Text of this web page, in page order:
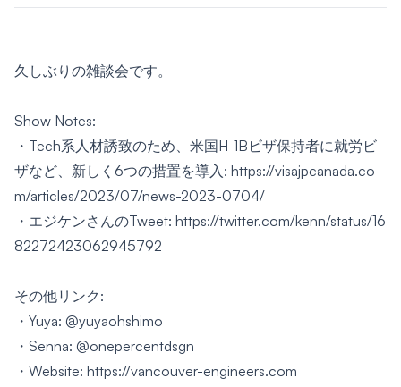
久しぶりの雑談会です。
Show Notes:
・Tech系人材誘致のため、米国H-1Bビザ保持者に就労ビ
ザなど、新しく6つの措置を導入: https://visajpcanada.co
m/articles/2023/07/news-2023-0704/
・エジケンさんのTweet: https://twitter.com/kenn/status/16
82272423062945792
その他リンク:
・Yuya: @yuyaohshimo
・Senna: @onepercentdsgn
・Website: https://vancouver-engineers.com